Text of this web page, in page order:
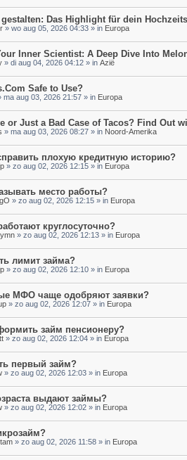
Das Highlight für dein
» wo aug 05, 2026 04:33 » in Europa
Inner Scientist: A Deep Dive Into
» di aug 04, 2026 04:12 » in Azië
Safe to Use?
ma aug 03, 2026 21:57 » in Europa
or Just a Bad Case of Tacos? Find Out
» ma aug 03, 2026 08:27 » in Noord-Amerika
плохую кредитную историю?
» zo aug 02, 2026 12:15 » in Europa
место работы?
» zo aug 02, 2026 12:15 » in Europa
круглосуточно?
» zo aug 02, 2026 12:13 » in Europa
лимит займа?
» zo aug 02, 2026 12:10 » in Europa
МФО чаще одобряют заявки?
» zo aug 02, 2026 12:07 » in Europa
займ пенсионеру?
» zo aug 02, 2026 12:04 » in Europa
первый займ?
» zo aug 02, 2026 12:03 » in Europa
выдают займы?
» zo aug 02, 2026 12:02 » in Europa
» zo aug 02, 2026 11:58 » in Europa